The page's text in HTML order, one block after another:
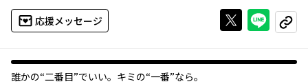
応援メッセージ Xで投稿する
ライン
コピー
誰かの“二番目”でいい。キミの“一番”なら。